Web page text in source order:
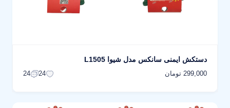
دستکش ایمنی سانکس مدل شیوا L1505
299,000 تومان 24
24